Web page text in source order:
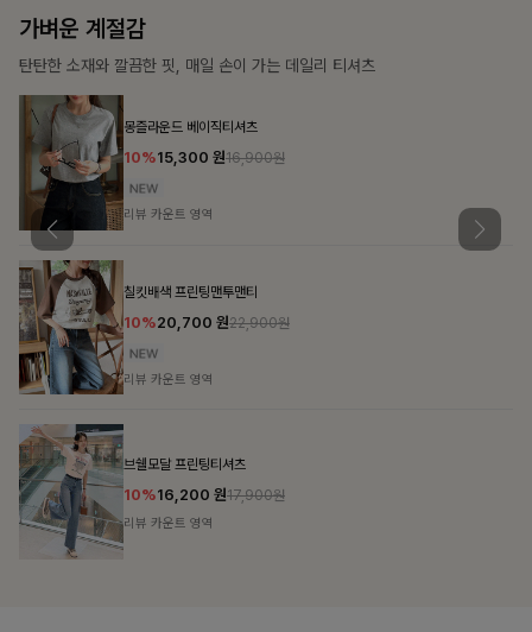
가장 쉬운 코디
특별한 날부터 일상까지 함께하는 룩
57,600
밴스트라이프 스트링원피스
25%35,100 원46,800원
리뷰 카운트 영역